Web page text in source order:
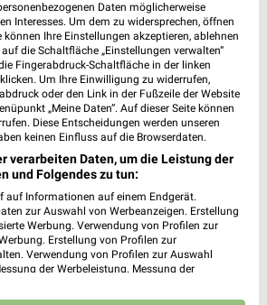
Fischer Elterlein
- 18:00 Uhr | Öffnet in 51 Min.
Schellenberg
Str. 1
Daten möglicherweise
Interesses. Um dem zu widersprechen, öffnen
können Ihre Einstellungen akzeptieren, ablehnen
die Schaltfläche „Einstellungen verwalten“
Fingerabdruck-Schaltfläche in der linken
Um Ihre Einwilligung zu widerrufen,
oder den Link in der Fußzeile der Website
„Meine Daten“. Auf dieser Seite können
Diese Entscheidungen werden unseren
keinen Einfluss auf die Browserdaten.
verarbeiten Daten, um die Leistung der
und Folgendes zu tun:
auf Informationen auf einem Endgerät.
zur Auswahl von Werbeanzeigen. Erstellung
Werbung. Verwendung von Profilen zur
Erstellung von Profilen zur
Verwendung von Profilen zur Auswahl
der Werbeleistung. Messung der
verschiedenen Quellen. Entwicklung und